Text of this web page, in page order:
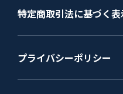
特定商取引法に基づく
プライバシーポリシー